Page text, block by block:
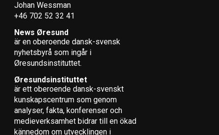
Johan Wessman
+46 702 52 32 41
News Øresund
är en oberoende dansk-svensk
nyhets­byrå som ingår i
Øresundsinstituttet.
Øresundsinstituttet
är ett oberoende dansk-svenskt
kunskapscentrum som genom
analyser, fakta, konferenser och
medieverksamhet bidrar till en ökad
kännedom om utvecklingen i